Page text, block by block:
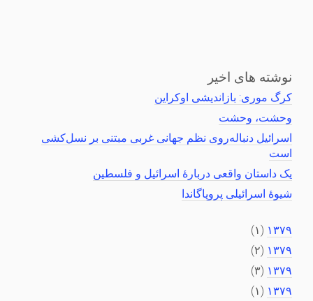
نوشته های اخیر
کرگ موری: بازاندیشی اوکراین
وحشت، وحشت
اسرائیل دنباله‌روی نظم جهانی غربی مبتنی بر نسل‌کشی
است
یک داستان واقعی دربارهٔ اسرائیل و فلسطین
شیوهٔ اسرائیلی پروپاگاندا
۱۳۷۹ (۱)
۱۳۷۹ (۲)
۱۳۷۹ (۳)
۱۳۷۹ (۱)